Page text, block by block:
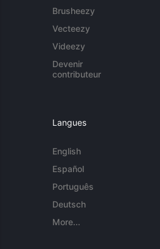
Brusheezy
Vecteezy
Videezy
Devenir
contributeur
Langues
English
Español
Português
Deutsch
More...